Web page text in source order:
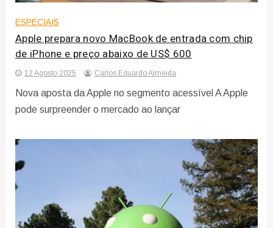
ESPECIAIS
Apple prepara novo MacBook de entrada com chip
de iPhone e preço abaixo de US$ 600
12 Agosto 2025 Carlos Eduardo Almeida
Nova aposta da Apple no segmento acessível A Apple
pode surpreender o mercado ao lançar